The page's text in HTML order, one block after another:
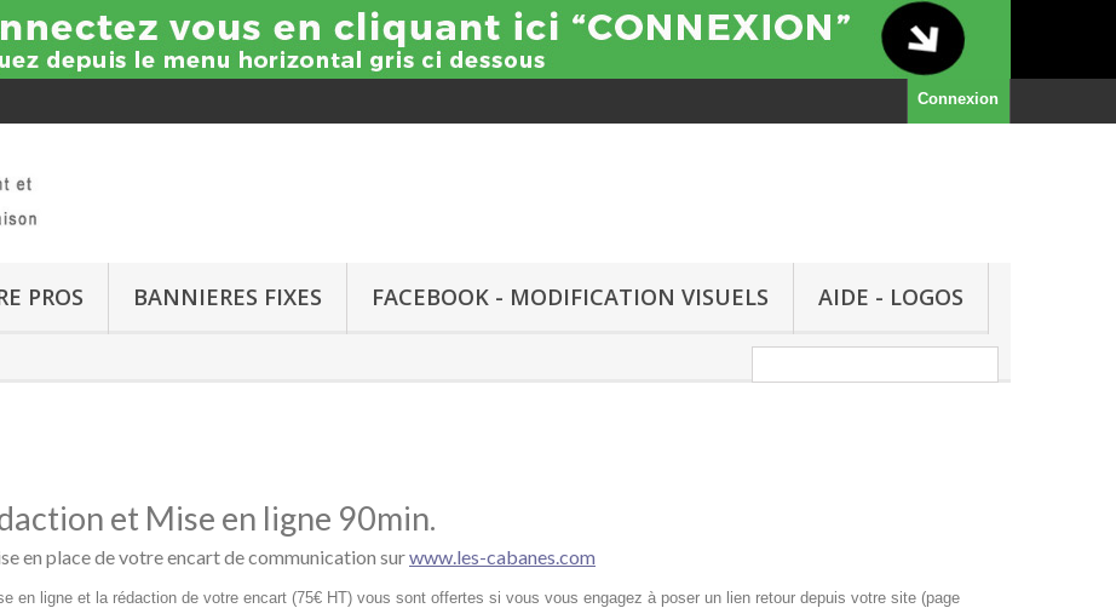
Connexion
PROS BANNIERES FIXES FACEBOOK - MODIFICATION VISUELS AIDE - LOGOS
et Mise en ligne 90min.
en place de votre encart de communication surwww.les-cabanes.com
en ligne et la rédaction de votre encart (75€ HT) vous sont offertes si vous vous engagez à poser un lien retour depuis votre site (page